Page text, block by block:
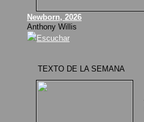
Newborn, 2026
Anthony Willis
Escuchar
TEXTO DE LA SEMANA